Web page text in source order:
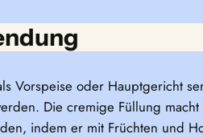
Vorspeise oder Hauptgericht
Die cremige Füllung
indem er mit Früchten und